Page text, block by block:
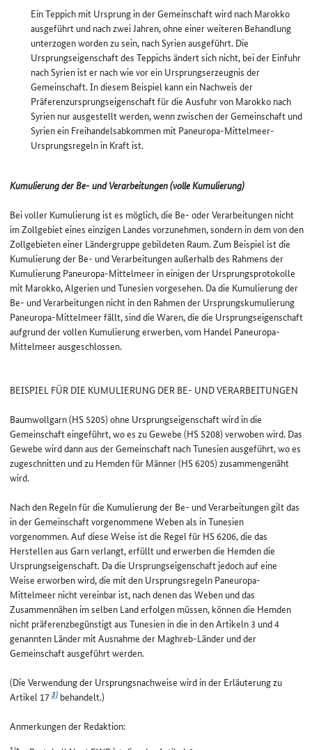
Ein Teppich mit Ursprung in der Gemeinschaft wird nach Marokko
ausgeführt und nach zwei Jahren, ohne einer weiteren Behandlung
unterzogen worden zu sein, nach Syrien ausgeführt. Die
Ursprungseigenschaft des Teppichs ändert sich nicht, bei der Einfuhr
nach Syrien ist er nach wie vor ein Ursprungserzeugnis der
Gemeinschaft. In diesem Beispiel kann ein Nachweis der
Präferenzursprungseigenschaft für die Ausfuhr von Marokko nach
Syrien nur ausgestellt werden, wenn zwischen der Gemeinschaft und
Syrien ein Freihandelsabkommen mit Paneuropa-Mittelmeer-
Ursprungsregeln in Kraft ist.
Kumulierung der Be- und Verarbeitungen (volle Kumulierung)
Bei voller Kumulierung ist es möglich, die Be- oder Verarbeitungen nicht
im Zollgebiet eines einzigen Landes vorzunehmen, sondern in dem von den
Zollgebieten einer Ländergruppe gebildeten Raum. Zum Beispiel ist die
Kumulierung der Be- und Verarbeitungen außerhalb des Rahmens der
Kumulierung Paneuropa-Mittelmeer in einigen der Ursprungsprotokolle
mit Marokko, Algerien und Tunesien vorgesehen. Da die Kumulierung der
Be- und Verarbeitungen nicht in den Rahmen der Ursprungskumulierung
Paneuropa-Mittelmeer fällt, sind die Waren, die die Ursprungseigenschaft
aufgrund der vollen Kumulierung erwerben, vom Handel Paneuropa-
Mittelmeer ausgeschlossen.
BEISPIEL FÜR DIE KUMULIERUNG DER BE- UND VERARBEITUNGEN
Baumwollgarn (HS 5205) ohne Ursprungseigenschaft wird in die
Gemeinschaft eingeführt, wo es zu Gewebe (HS 5208) verwoben wird. Das
Gewebe wird dann aus der Gemeinschaft nach Tunesien ausgeführt, wo es
zugeschnitten und zu Hemden für Männer (HS 6205) zusammengenäht
wird.
Nach den Regeln für die Kumulierung der Be- und Verarbeitungen gilt das
in der Gemeinschaft vorgenommene Weben als in Tunesien
vorgenommen. Auf diese Weise ist die Regel für HS 6206, die das
Herstellen aus Garn verlangt, erfüllt und erwerben die Hemden die
Ursprungseigenschaft. Da die Ursprungseigenschaft jedoch auf eine
Weise erworben wird, die mit den Ursprungsregeln Paneuropa-
Mittelmeer nicht vereinbar ist, nach denen das Weben und das
Zusammennähen im selben Land erfolgen müssen, können die Hemden
nicht präferenzbegünstigt aus Tunesien in die in den Artikeln 3 und 4
genannten Länder mit Ausnahme der Maghreb-Länder und der
Gemeinschaft ausgeführt werden.
(Die Verwendung der Ursprungsnachweise wird in der Erläuterung zu
Artikel 173) behandelt.)
Anmerkungen der Redaktion: